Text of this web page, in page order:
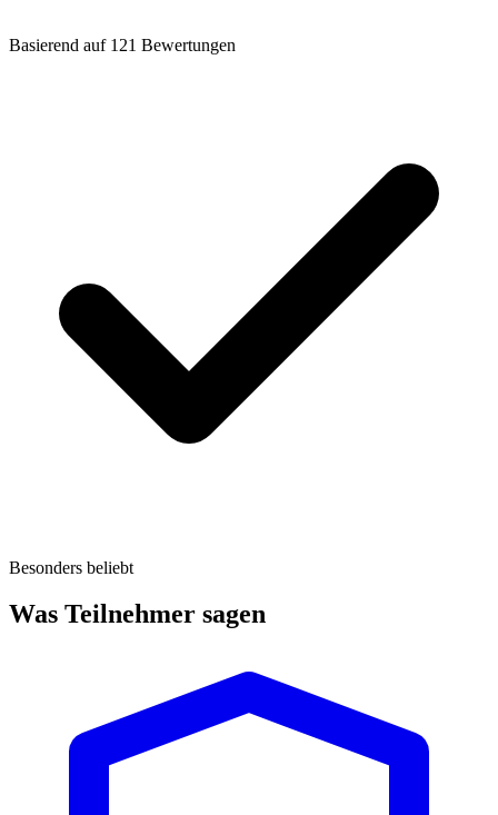
Basierend auf 121 Bewertungen
Besonders beliebt
Was Teilnehmer sagen